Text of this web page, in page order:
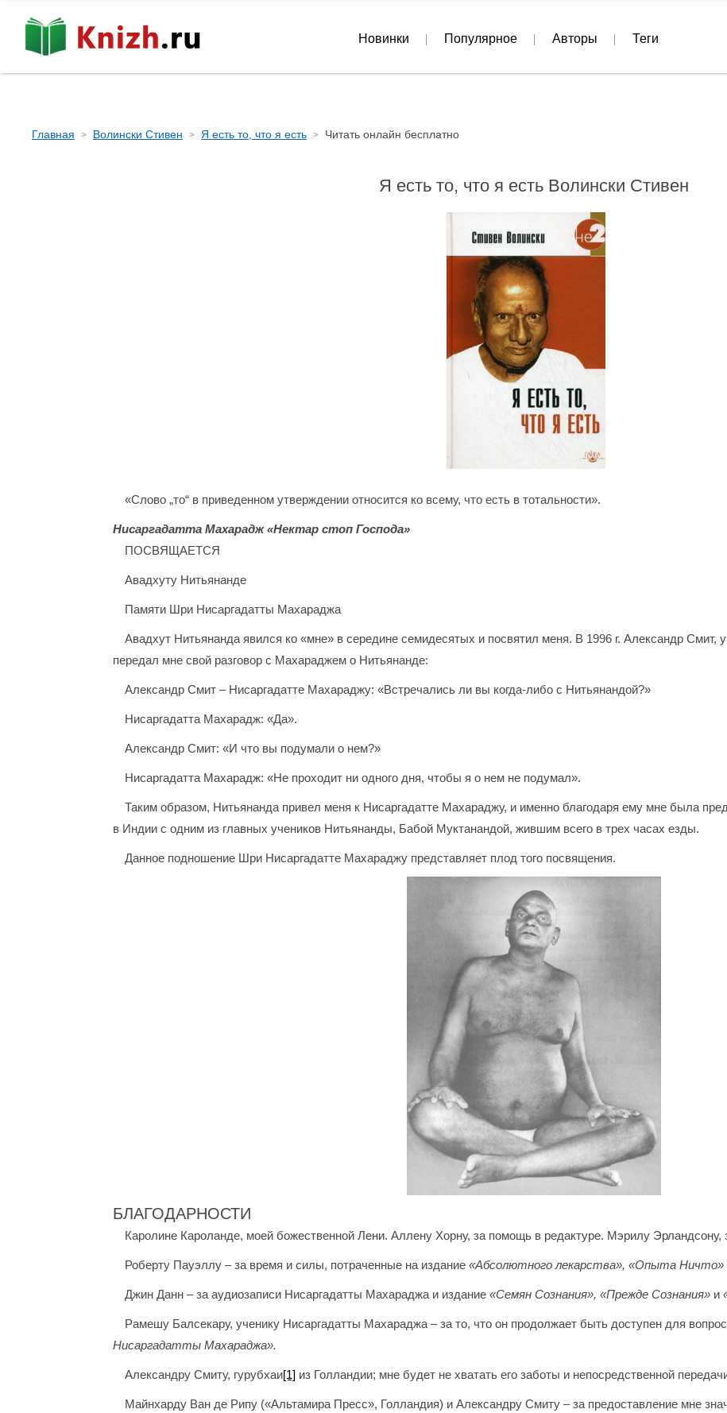
Главная Волински Стивен Я есть то, что я есть Читать онлайн бесплатно
Я есть то, что я есть Волински Стивен
«Слово „то“ в приведенном утверждении относится ко всему, что есть в тотальности».
Нисаргадатта Махарадж «Нектар стоп Господа»
ПОСВЯЩАЕТСЯ
Авадхуту Нитьянанде
Памяти Шри Нисаргадатты Махараджа
Авадхут Нитьянанда явился ко «мне» в середине семидесятых и посвятил меня. В 1996 г. Александр Смит,
передал мне свой разговор с Махараджем о Нитьянанде:
Александр Смит – Нисаргадатте Махараджу: «Встречались ли вы когда-либо с Нитьянандой?»
Нисаргадатта Махарадж: «Да».
Александр Смит: «И что вы подумали о нем?»
Нисаргадатта Махарадж: «Не проходит ни одного дня, чтобы я о нем не подумал».
Таким образом, Нитьянанда привел меня к Нисаргадатте Махараджу, и именно благодаря ему мне была
в Индии с одним из главных учеников Нитьянанды, Бабой Муктанандой, жившим всего в трех часах езды.
Данное подношение Шри Нисаргадатте Махараджу представляет плод того посвящения.
БЛАГОДАРНОСТИ
Каролине Кароланде, моей божественной Лени. Аллену Хорну, за помощь в редактуре. Мэрилу Эрландсону,
Роберту Пауэллу – за время и силы, потраченные на издание «Абсолютного лекарства», «Опыта Ничто»
Джин Данн – за аудиозаписи Нисаргадатты Махараджа и издание «Семян Сознания», «Прежде Сознания» и
Рамешу Балсекару, ученику Нисаргадатты Махараджа – за то, что он продолжает быть доступен для
Нисаргадатты Махараджа».
Александру Смиту, гурубхаи[1] из Голландии; мне будет не хватать его заботы и непосредственной
Майнхарду Ван де Рипу («Альтамира Пресс», Голландия) и Александру Смиту – за предоставление мне
Новинки Популярное Авторы Теги